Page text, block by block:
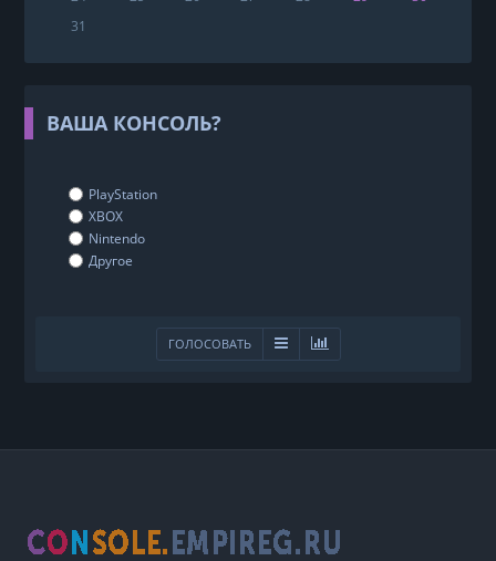
31
ВАША КОНСОЛЬ?
PlayStation
XBOX
Nintendo
Другое
ГОЛОСОВАТЬ